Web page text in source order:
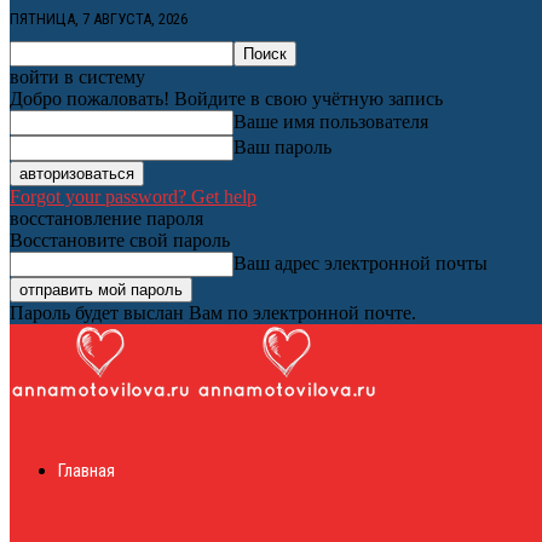
ПЯТНИЦА, 7 АВГУСТА, 2026
войти в систему
Добро пожаловать! Войдите в свою учётную запись
Ваше имя пользователя
Ваш пароль
Forgot your password? Get help
восстановление пароля
Восстановите свой пароль
Ваш адрес электронной почты
Пароль будет выслан Вам по электронной почте.
Главная